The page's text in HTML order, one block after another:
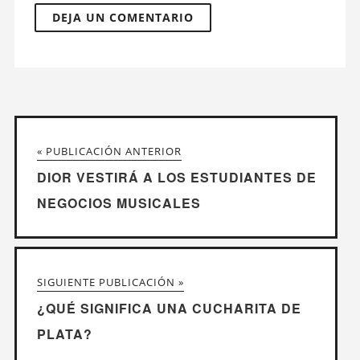
« PUBLICACIÓN ANTERIOR
DIOR VESTIRÁ A LOS ESTUDIANTES DE
NEGOCIOS MUSICALES
SIGUIENTE PUBLICACIÓN »
¿QUÉ SIGNIFICA UNA CUCHARITA DE
PLATA?